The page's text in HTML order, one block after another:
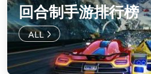
回合制手游排行榜